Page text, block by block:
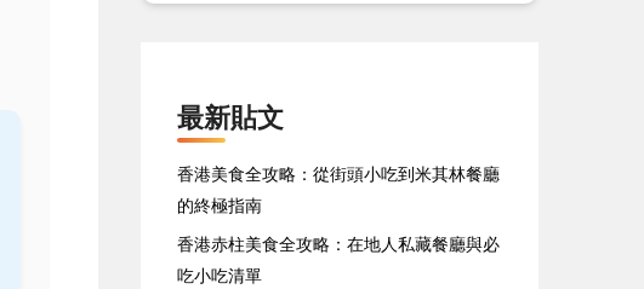
最新貼文
香港美食全攻略：從街頭小吃到米其林餐廳
的終極指南
香港赤柱美食全攻略：在地人私藏餐廳與必
吃小吃清單